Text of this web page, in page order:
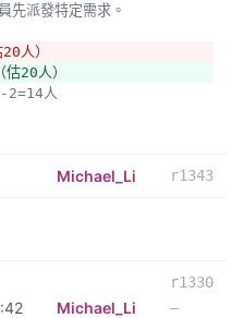
先派發特定需求。
人）
20人）
2=14人
Michael_Li
r1343
Michael_Li
r1330
–